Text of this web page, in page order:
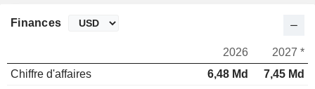
Finances
2026
2027 *
Chiffre d'affaires
6,48 Md
7,45 Md